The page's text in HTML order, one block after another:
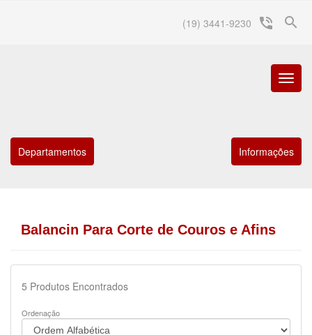
search
(19) 3441-9230 phone_in_talk
Menu
Departamentos Informações
Balancin Para Corte de Couros e Afins
5 Produtos Encontrados
Ordenação